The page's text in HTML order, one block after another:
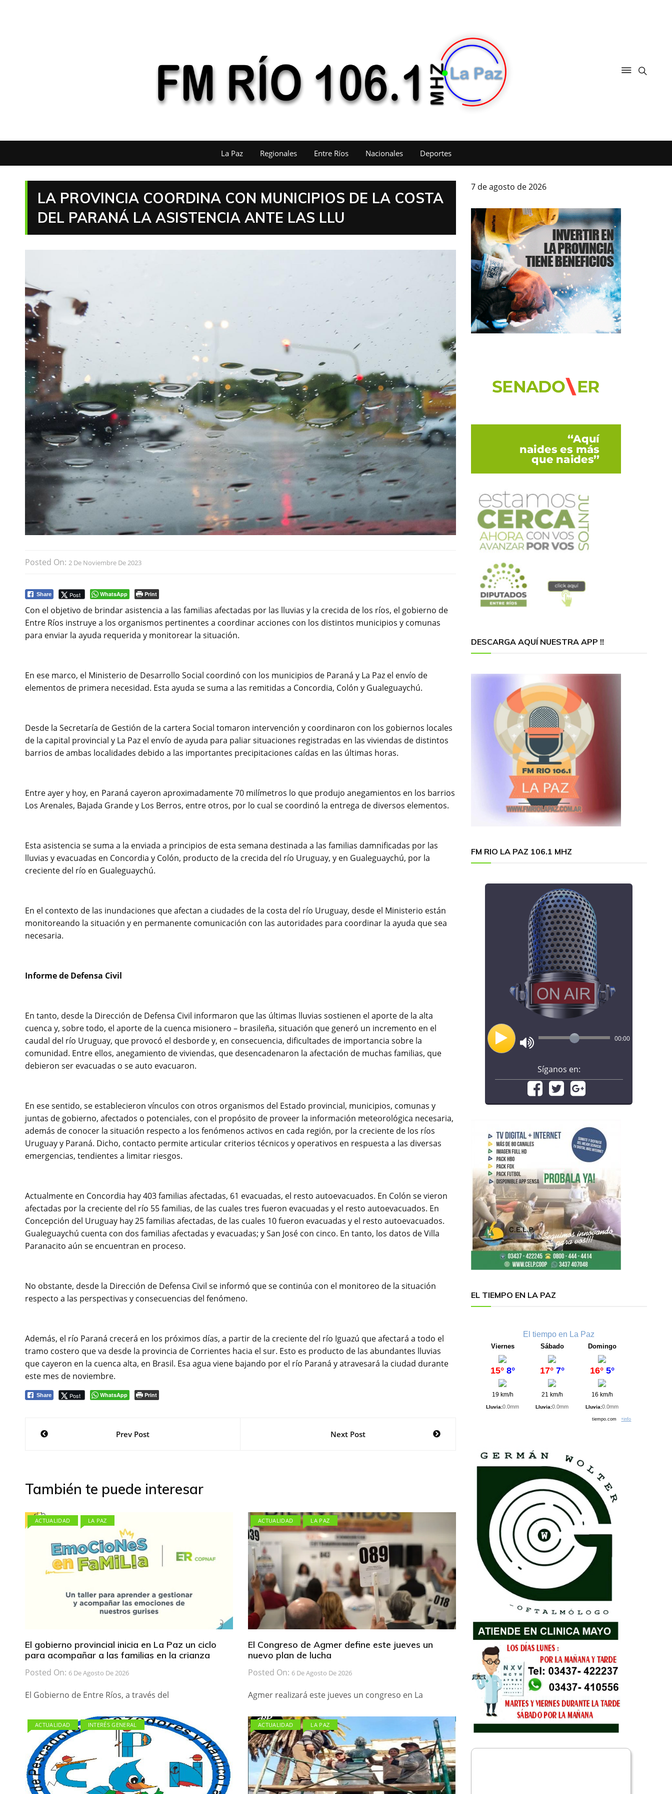
La Paz Regionales Entre Ríos Nacionales Deportes
LA PROVINCIA COORDINA CON MUNICIPIOS DE LA COSTA
DEL PARANÁ LA ASISTENCIA ANTE LAS LLU
Posted On: 2 De Noviembre De 2023
Share Post WhatsApp Print
Con el objetivo de brindar asistencia a las familias afectadas por las lluvias y la crecida de los ríos, el gobierno de
Entre Ríos instruye a los organismos pertinentes a coordinar acciones con los distintos municipios y comunas
para enviar la ayuda requerida y monitorear la situación.
En ese marco, el Ministerio de Desarrollo Social coordinó con los municipios de Paraná y La Paz el envío de
elementos de primera necesidad. Esta ayuda se suma a las remitidas a Concordia, Colón y Gualeguaychú.
Desde la Secretaría de Gestión de la cartera Social tomaron intervención y coordinaron con los gobiernos locales
de la capital provincial y La Paz el envío de ayuda para paliar situaciones registradas en las viviendas de distintos
barrios de ambas localidades debido a las importantes precipitaciones caídas en las últimas horas.
Entre ayer y hoy, en Paraná cayeron aproximadamente 70 milímetros lo que produjo anegamientos en los barrios
Los Arenales, Bajada Grande y Los Berros, entre otros, por lo cual se coordinó la entrega de diversos elementos.
Esta asistencia se suma a la enviada a principios de esta semana destinada a las familias damnificadas por las
lluvias y evacuadas en Concordia y Colón, producto de la crecida del río Uruguay, y en Gualeguaychú, por la
creciente del río en Gualeguaychú.
En el contexto de las inundaciones que afectan a ciudades de la costa del río Uruguay, desde el Ministerio están
monitoreando la situación y en permanente comunicación con las autoridades para coordinar la ayuda que sea
necesaria.
Informe de Defensa Civil
En tanto, desde la Dirección de Defensa Civil informaron que las últimas lluvias sostienen el aporte de la alta
cuenca y, sobre todo, el aporte de la cuenca misionero – brasileña, situación que generó un incremento en el
caudal del río Uruguay, que provocó el desborde y, en consecuencia, dificultades de importancia sobre la
comunidad. Entre ellos, anegamiento de viviendas, que desencadenaron la afectación de muchas familias, que
debieron ser evacuadas o se auto evacuaron.
En ese sentido, se establecieron vínculos con otros organismos del Estado provincial, municipios, comunas y
juntas de gobierno, afectados o potenciales, con el propósito de proveer la información meteorológica necesaria,
además de conocer la situación respecto a los fenómenos activos en cada región, por la creciente de los ríos
Uruguay y Paraná. Dicho, contacto permite articular criterios técnicos y operativos en respuesta a las diversas
emergencias, tendientes a limitar riesgos.
Actualmente en Concordia hay 403 familias afectadas, 61 evacuadas, el resto autoevacuados. En Colón se vieron
afectadas por la creciente del río 55 familias, de las cuales tres fueron evacuadas y el resto autoevacuados. En
Concepción del Uruguay hay 25 familias afectadas, de las cuales 10 fueron evacuadas y el resto autoevacuados.
Gualeguaychú cuenta con dos familias afectadas y evacuadas; y San José con cinco. En tanto, los datos de Villa
Paranacito aún se encuentran en proceso.
No obstante, desde la Dirección de Defensa Civil se informó que se continúa con el monitoreo de la situación
respecto a las perspectivas y consecuencias del fenómeno.
Además, el río Paraná crecerá en los próximos días, a partir de la creciente del río Iguazú que afectará a todo el
tramo costero que va desde la provincia de Corrientes hacia el sur. Esto es producto de las abundantes lluvias
que cayeron en la cuenca alta, en Brasil. Esa agua viene bajando por el río Paraná y atravesará la ciudad durante
este mes de noviembre.
Share Post WhatsApp Print
NavegaciónPrev Post Next Post
También te puede interesar
ACTUALIDAD LA PAZ
El gobierno provincial inicia en La Paz un ciclo
para acompañar a las familias en la crianza
Posted On: 6 De Agosto De 2026
El Gobierno de Entre Ríos, a través del
ACTUALIDAD LA PAZ
El Congreso de Agmer define este jueves un
nuevo plan de lucha
Posted On: 6 De Agosto De 2026
Agmer realizará este jueves un congreso en La
ACTUALIDAD INTERÉS GENERAL ACTUALIDAD LA PAZ
7 de agosto de 2026
DESCARGA AQUÍ NUESTRA APP !!
FM RIO LA PAZ 106.1 MHZ
00:00
Síganos en:
EL TIEMPO EN LA PAZ
El tiempo en La Paz
Viernes
15° 8°
19 km/h
Lluvia:0.0mm
Sábado
17° 7°
21 km/h
Lluvia:0.0mm
Domingo
16° 5°
16 km/h
Lluvia:0.0mm
tiempo.com+info